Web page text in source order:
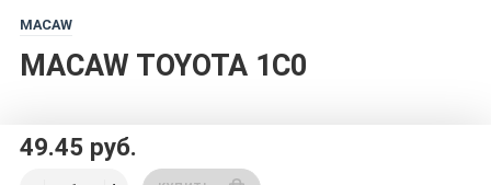
MACAW
MACAW TOYOTA 1C0
49.45 руб.